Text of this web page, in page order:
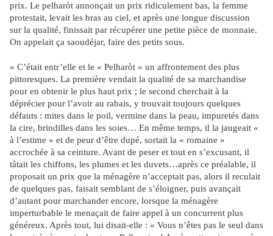
prix. Le pelharòt annonçait un prix ridiculement bas, la femme
protestait, levait les bras au ciel, et après une longue discussion
sur la qualité, finissait par récupérer une petite pièce de monnaie.
On appelait ça saoudéjar, faire des petits sous.
« C’était entr’elle et le « Pelharòt » un affrontement des plus
pittoresques. La première vendait la qualité de sa marchandise
pour en obtenir le plus haut prix ; le second cherchait à la
déprécier pour l’avoir au rabais, y trouvait toujours quelques
défauts : mites dans le poil, vermine dans la peau, impuretés dans
la cire, brindilles dans les soies… En même temps, il la jaugeait «
à l’estime » et de peur d’être dupé, sortait la « romaine »
accrochée à sa ceinture. Avant de peser et tout en s’excusant, il
tâtait les chiffons, les plumes et les duvets…après ce préalable, il
proposait un prix que la ménagère n’acceptait pas, alors il reculait
de quelques pas, faisait semblant de s’éloigner, puis avançait
d’autant pour marchander encore, lorsque la ménagère
imperturbable le menaçait de faire appel à un concurrent plus
généreux. Après tout, lui disait-elle : « Vous n’êtes pas le seul dans